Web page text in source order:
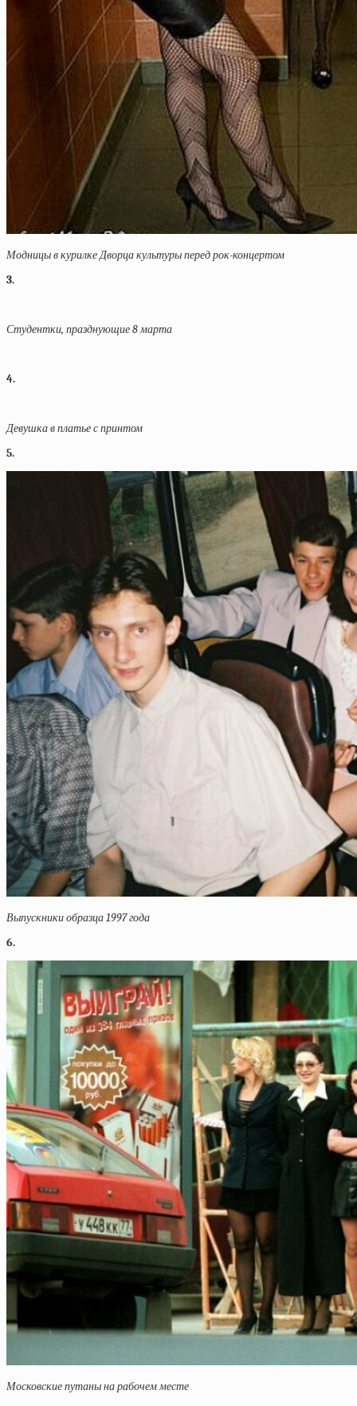
Модницы в курилке Дворца культуры перед рок-концертом
3.
Студентки, празднующие 8 марта
4.
Девушка в платье с принтом
5.
Выпускники образца 1997 года
6.
Московские путаны на рабочем месте